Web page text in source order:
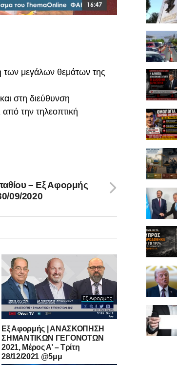
των μεγάλων θεμάτων της
στη διεύθυνση
την τηλεοπτική
– Εξ Αφορμής
09/2020
Εξ Αφορμής | ΑΝΑΣΚΟΠΗΣΗ
ΣΗΜΑΝΤΙΚΩΝ ΓΕΓΟΝΟΤΩΝ
2021, Μέρος Α’ – Τρίτη
28/12/2021 @5μμ